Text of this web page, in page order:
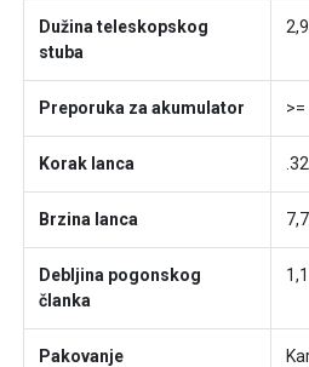
Dužina teleskopskog
stuba
Preporuka za akumulator >=
Korak lanca
Brzina lanca
Debljina pogonskog
članka
Pakovanje